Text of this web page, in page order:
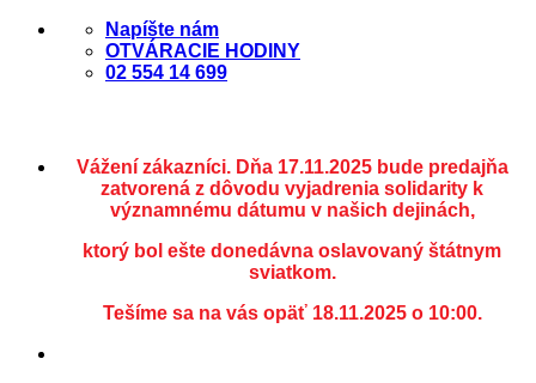
Skip
Napíšte nám
OTVÁRACIE HODINY
02 554 14 699
Vážení zákazníci. Dňa 17.11.2025 bude predajňa
zatvorená z dôvodu vyjadrenia solidarity k
významnému dátumu v našich dejinách,
ktorý bol ešte donedávna oslavovaný štátnym
sviatkom.
Tešíme sa na vás opäť 18.11.2025 o 10:00.